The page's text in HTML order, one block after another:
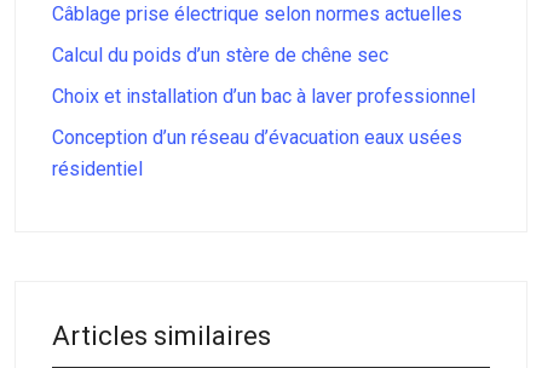
Câblage prise électrique selon normes actuelles
Calcul du poids d’un stère de chêne sec
Choix et installation d’un bac à laver professionnel
Conception d’un réseau d’évacuation eaux usées
résidentiel
Articles similaires